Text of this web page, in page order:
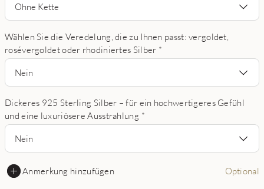
Ohne Kette
Wählen Sie die Veredelung, die zu Ihnen passt: vergoldet,
rosévergoldet oder rhodiniertes Silber *
Nein
Dickeres 925 Sterling Silber – für ein hochwertigeres Gefühl
und eine luxuriösere Ausstrahlung *
Nein
Anmerkung hinzufügen Optional